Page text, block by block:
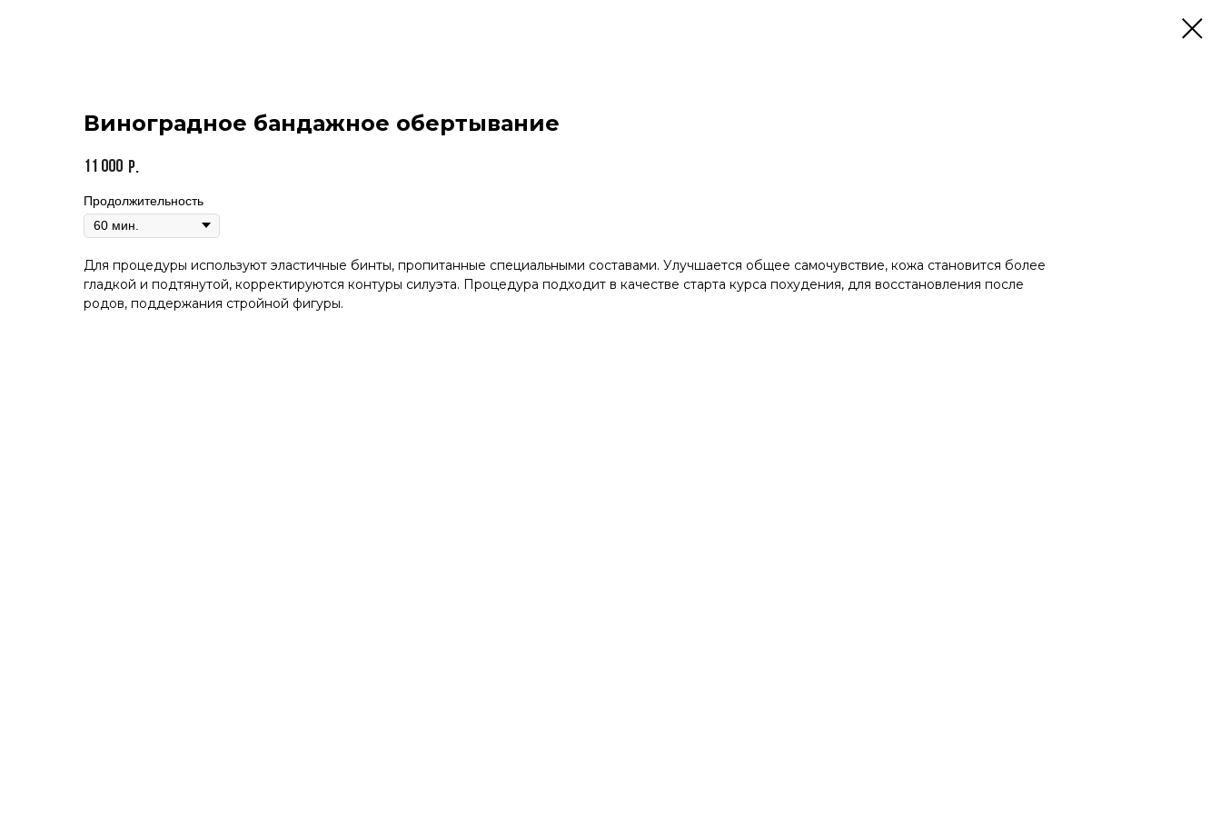
Виноградное бандажное обертывание
11 000 р.
Продолжительность
Для процедуры используют эластичные бинты, пропитанные специальными составами. Улучшается общее самочувствие, кожа становится более
гладкой и подтянутой, корректируются контуры силуэта. Процедура подходит в качестве старта курса похудения, для восстановления после
родов, поддержания стройной фигуры.